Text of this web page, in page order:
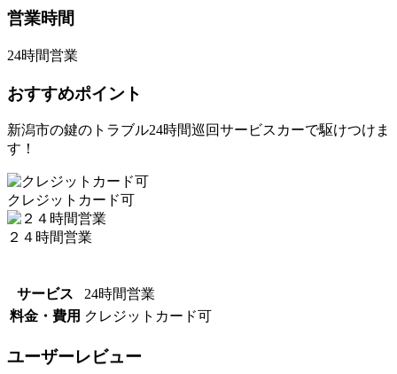
営業時間
24時間営業
おすすめポイント
新潟市の鍵のトラブル24時間巡回サービスカーで駆けつけま
す！
クレジットカード可
２４時間営業
サービス
24時間営業
料金・費用 クレジットカード可
ユーザーレビュー